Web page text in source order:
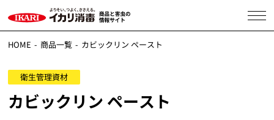
HOME 商品一覧 カビックリン ペースト
衛生管理資材
カビックリン ペースト